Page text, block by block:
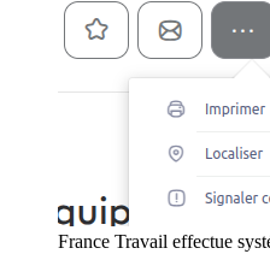
France Travail effectue